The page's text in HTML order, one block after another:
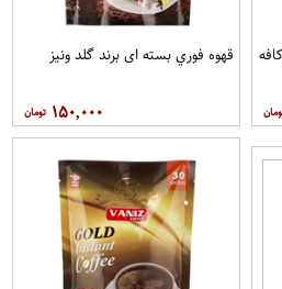
قهوه فوري بسته ای برند گلد ونيز
۱۵۰,۰۰۰